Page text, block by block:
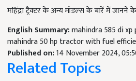
महिंद्रा ट्रैक्टर के अन्य मॉडल्स के बारें में जानने
English Summary:mahindra 585 di
mahindra 50 hp tractor with fuel
Published on:14 November 2024,
Related Topics